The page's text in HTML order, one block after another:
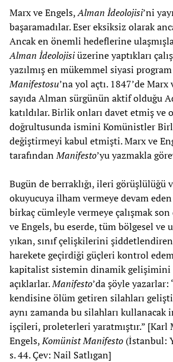
Marx ve Engels,Alman İdeolojisi’ni
başaramadılar. Eser eksiksiz olarak
Ancak en önemli hedeflerine
Alman İdeolojisiüzerine yaptıkları
yazılmış en mükemmel siyasi
Manifestosu’na yol açtı. 1847’de Marx
sayıda Alman sürgünün aktif olduğu
katıldılar. Birlik onları davet etmiş ve
doğrultusunda ismini Komünistler
değiştirmeyi kabul etmişti. Marx ve
tarafındanManifesto’yu yazmakla
Bugün de berraklığı, ileri görüşlülüğü
okuyucuya ilham vermeye devam eden
birkaç cümleyle vermeye çalışmak
ve Engels, bu eserde, tüm bölgesel ve
yıkan, sınıf çelişkilerini
harekete geçirdiği güçleri kontrol
kapitalist sistemin dinamik gelişimini
açıklarlar.Manifesto’da şöyle
kendisine ölüm getiren silahları
aynı zamanda bu silahları kullanacak
işçileri, proleterleri yaratmıştır.” [Karl
Engels,Komünist Manifesto (İstanbul:
s. 44. Çev: Nail Satlıgan]